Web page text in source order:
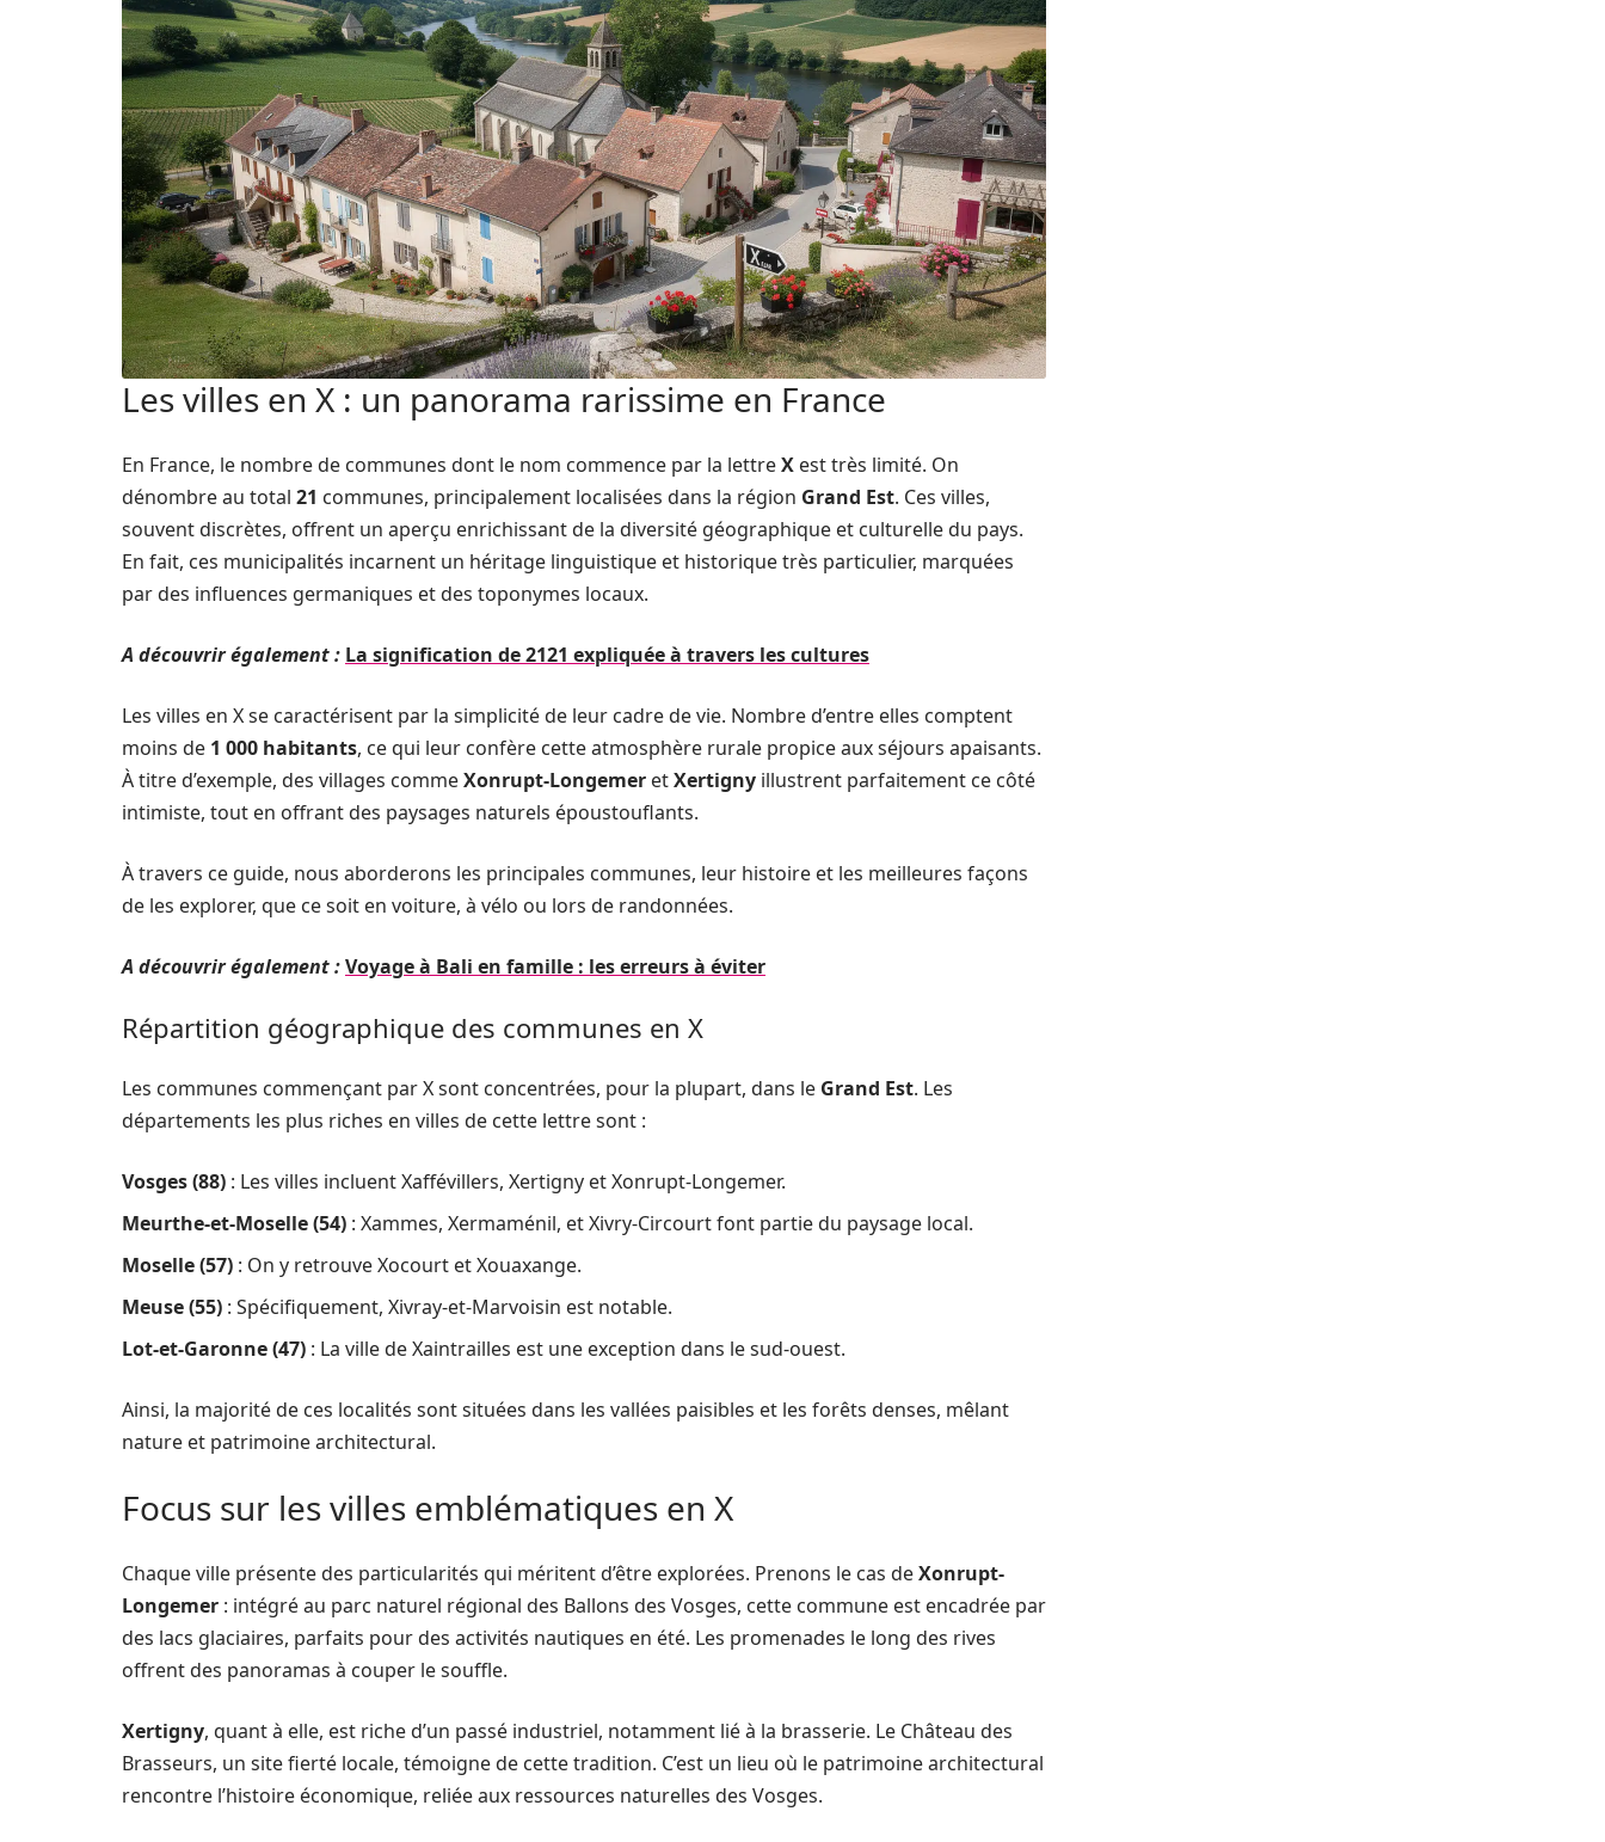
Les villes en X : un panorama rarissime en France
En France, le nombre de communes dont le nom commence par la lettreX est très limité. On
dénombre au total 21 communes, principalement localisées dans la région Grand Est. Ces villes,
souvent discrètes, offrent un aperçu enrichissant de la diversité géographique et culturelle du pays.
En fait, ces municipalités incarnent un héritage linguistique et historique très particulier, marquées
par des influences germaniques et des toponymes locaux.
A découvrir également : La signification de 2121 expliquée à travers les cultures
Les villes en X se caractérisent par la simplicité de leur cadre de vie. Nombre d’entre elles comptent
moins de 1 000 habitants, ce qui leur confère cette atmosphère rurale propice aux séjours apaisants.
À titre d’exemple, des villages commeXonrupt-Longemer etXertigny illustrent parfaitement ce côté
intimiste, tout en offrant des paysages naturels époustouflants.
À travers ce guide, nous aborderons les principales communes, leur histoire et les meilleures façons
de les explorer, que ce soit en voiture, à vélo ou lors de randonnées.
A découvrir également :Voyage à Bali en famille : les erreurs à éviter
Répartition géographique des communes en X
Les communes commençant par X sont concentrées, pour la plupart, dans le Grand Est. Les
départements les plus riches en villes de cette lettre sont :
Vosges (88) : Les villes incluent Xaffévillers, Xertigny et Xonrupt-Longemer.
Meurthe-et-Moselle (54) : Xammes, Xermaménil, et Xivry-Circourt font partie du paysage local.
Moselle (57) : On y retrouve Xocourt et Xouaxange.
Meuse (55) : Spécifiquement, Xivray-et-Marvoisin est notable.
Lot-et-Garonne (47) : La ville de Xaintrailles est une exception dans le sud-ouest.
Ainsi, la majorité de ces localités sont situées dans les vallées paisibles et les forêts denses, mêlant
nature et patrimoine architectural.
Focus sur les villes emblématiques en X
Chaque ville présente des particularités qui méritent d’être explorées. Prenons le cas deXonrupt-
Longemer : intégré au parc naturel régional des Ballons des Vosges, cette commune est encadrée par
des lacs glaciaires, parfaits pour des activités nautiques en été. Les promenades le long des rives
offrent des panoramas à couper le souffle.
Xertigny, quant à elle, est riche d’un passé industriel, notamment lié à la brasserie. Le Château des
Brasseurs, un site fierté locale, témoigne de cette tradition. C’est un lieu où le patrimoine architectural
rencontre l’histoire économique, reliée aux ressources naturelles des Vosges.